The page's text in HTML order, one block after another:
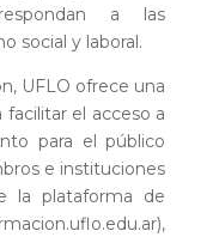
a las
social y laboral.
UFLO ofrece una
el acceso a
para el público
e instituciones
la plataforma de